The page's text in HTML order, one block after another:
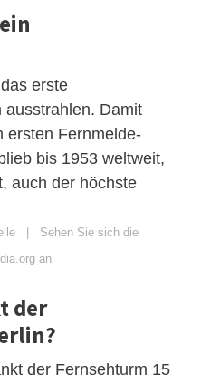
erste
ausstrahlen. Damit
ersten Fernmelde-
bis 1953 weltweit,
auch der höchste
| Sehen Sie sich die
an
der
der Fernsehturm 15